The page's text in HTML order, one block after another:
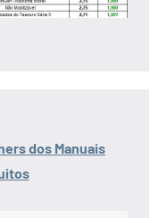
dos Manuais